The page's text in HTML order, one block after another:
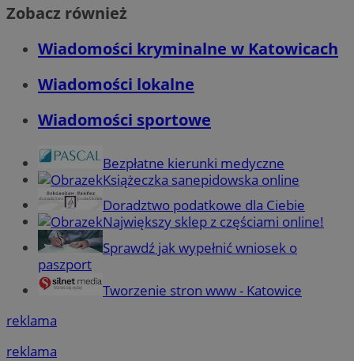
Zobacz również
Wiadomości kryminalne w Katowicach
Wiadomości lokalne
Wiadomości sportowe
Bezpłatne kierunki medyczne
Książeczka sanepidowska online
Doradztwo podatkowe dla Ciebie
Największy sklep z częściami online!
Sprawdź jak wypełnić wniosek o
paszport
Tworzenie stron www - Katowice
reklama
reklama